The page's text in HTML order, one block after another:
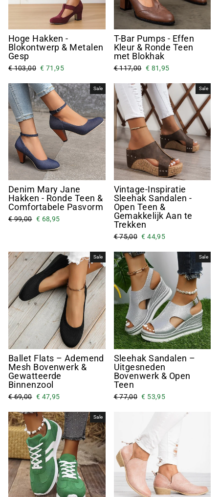
Hoge Hakken -
Blokontwerp & Metalen
Gesp
€ 103,00 € 71,95
T-Bar Pumps - Effen
Kleur & Ronde Teen
met Blokhak
€ 117,00 € 81,95
Sale
Denim Mary Jane
Hakken - Ronde Teen &
Comfortabele Pasvorm
€ 99,00 € 68,95
Sale
Vintage-Inspiratie
Sleehak Sandalen -
Open Teen &
Gemakkelijk Aan te
Trekken
€ 75,00 € 44,95
Sale
Ballet Flats – Ademend
Mesh Bovenwerk &
Gewatteerde
Binnenzool
€ 69,00 € 47,95
Sale
Sleehak Sandalen –
Uitgesneden
Bovenwerk & Open
Teen
€ 77,00 € 53,95
Sale